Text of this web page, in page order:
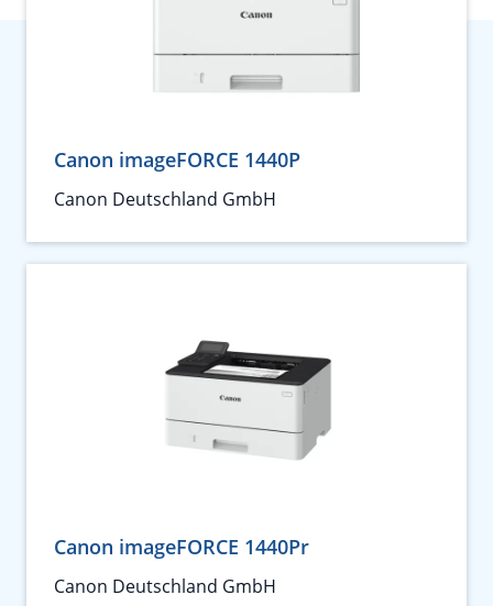
Canon imageFORCE 1440P
Canon Deutschland GmbH
Canon imageFORCE 1440Pr
Canon Deutschland GmbH